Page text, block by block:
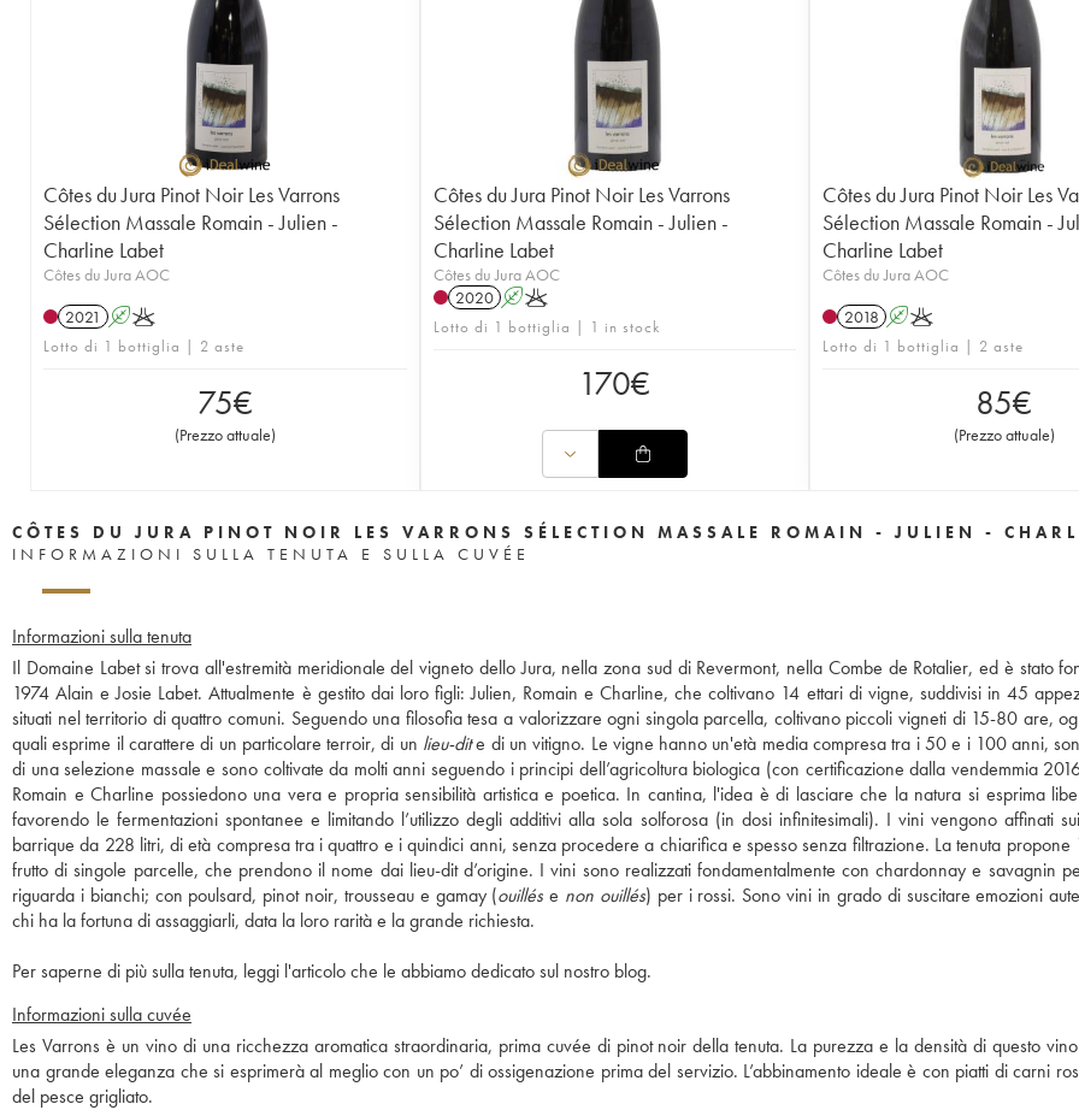
Côtes du Jura Pinot Noir Les Varrons
Sélection Massale Romain - Julien -
Charline Labet
Côtes du Jura AOC
2021
AK
Lotto di 1 bottiglia | 2 aste
75€
(Prezzo attuale)
Côtes du Jura Pinot Noir Les Varrons
Sélection Massale Romain - Julien -
Charline Labet
Côtes du Jura AOC
2020 AK
Lotto di 1 bottiglia | 1 in stock
170€
Côtes du Jura Pinot Noir Les
Sélection Massale Romain -
Charline Labet
Côtes du Jura AOC
2018 AK
Lotto di 1 bottiglia | 2 aste
85€
(Prezzo attuale)
CÔTES DU JURA PINOT NOIR LES VARRONS SÉLECTION MASSALE ROMAIN - JULIEN -
INFORMAZIONI SULLA TENUTA E SULLA CUVÉE
Informazioni sulla tenuta
Il Domaine Labet si trova all'estremità meridionale del vigneto dello Jura, nella zona sud di Revermont, nella Combe de Rotalier, ed è stato
1974 Alain e Josie Labet. Attualmente è gestito dai loro figli: Julien, Romain e Charline, che coltivano 14 ettari di vigne, suddivisi in 45
situati nel territorio di quattro comuni. Seguendo una filosofia tesa a valorizzare ogni singola parcella, coltivano piccoli vigneti di 15-80 are,
quali esprime il carattere di un particolare terroir, di un lieu-dite di un vitigno. Le vigne hanno un'età media compresa tra i 50 e i 100 anni,
di una selezione massale e sono coltivate da molti anni seguendo i principi dell’agricoltura biologica (con certificazione dalla vendemmia
Romain e Charline possiedono una vera e propria sensibilità artistica e poetica. In cantina, l'idea è di lasciare che la natura si esprima
favorendo le fermentazioni spontanee e limitando l’utilizzo degli additivi alla sola solforosa (in dosi infinitesimali). I vini vengono affinati
barrique da 228 litri, di età compresa tra i quattro e i quindici anni, senza procedere a chiarifica e spesso senza filtrazione. La tenuta propone
frutto di singole parcelle, che prendono il nome dai lieu-dit d’origine. I vini sono realizzati fondamentalmente con chardonnay e savagnin
riguarda i bianchi; con poulsard, pinot noir, trousseau e gamay (ouillés e non ouillés) per i rossi. Sono vini in grado di suscitare emozioni
chi ha la fortuna di assaggiarli, data la loro rarità e la grande richiesta.
Per saperne di più sulla tenuta, leggi l'articolo che le abbiamo dedicato sul nostro blog.
Informazioni sulla cuvée
Les Varrons è un vino di una ricchezza aromatica straordinaria, prima cuvée di pinot noir della tenuta. La purezza e la densità di questo
una grande eleganza che si esprimerà al meglio con un po’ di ossigenazione prima del servizio. L’abbinamento ideale è con piatti di carni
del pesce grigliato.